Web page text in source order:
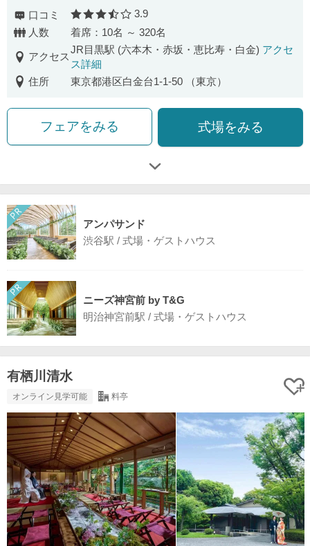
口コミ 口コミ評価
3.9
人数
着席：10名 ～ 320名
アクセス
JR目黒駅 (六本木・赤坂・恵比寿・白金) アクセ
ス詳細
住所
東京都港区白金台1-1-50 （東京）
フェアをみる 式場をみる
アンパサンド
渋谷駅 / 式場・ゲストハウス
ニーズ神宮前 by T&G
明治神宮前駅 / 式場・ゲストハウス
有栖川清水
オンライン見学可能 料亭